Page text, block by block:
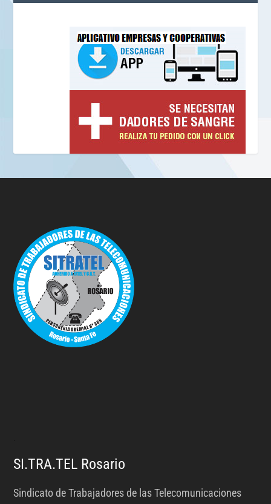
SI.TRA.TEL Rosario
Sindicato de Trabajadores de las Telecomunicaciones